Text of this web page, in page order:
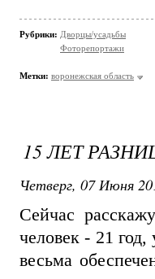
Рубрики: Дворцы/усадьбы
Фоторепортажи
Метки: воронежская область
15 ЛЕТ
Четверг, 07 Июня
Сейчас
человек - 21
весьма